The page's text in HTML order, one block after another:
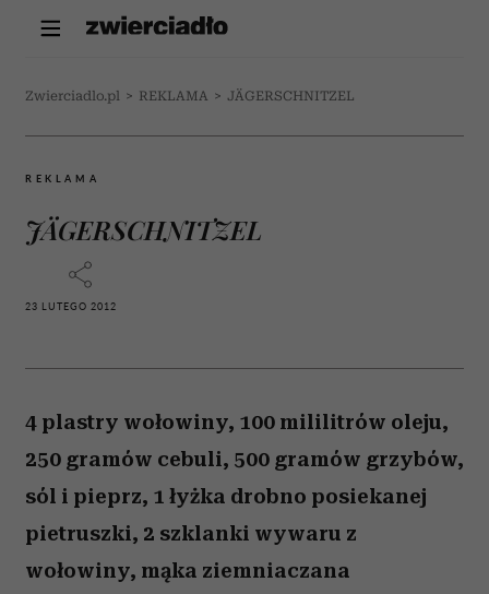
Zwierciadlo.pl > REKLAMA > JÄGERSCHNITZEL
REKLAMA
JÄGERSCHNITZEL
23 LUTEGO 2012
4 plastry wołowiny, 100 mililitrów oleju,
250 gramów cebuli, 500 gramów grzybów,
sól i pieprz, 1 łyżka drobno posiekanej
pietruszki, 2 szklanki wywaru z
wołowiny, mąka ziemniaczana